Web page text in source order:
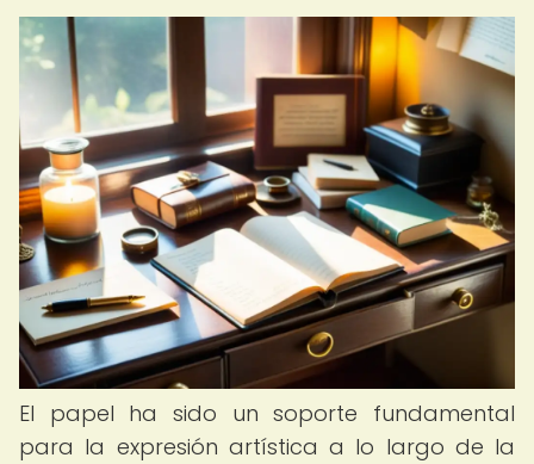
El papel ha sido un soporte fundamental
para la expresión artística a lo largo de la